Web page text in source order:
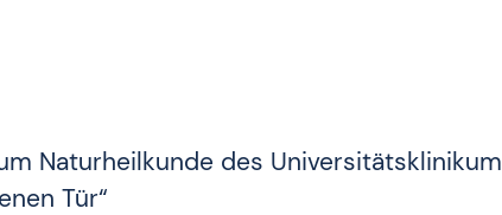
Naturheilkunde des Universitätsklinikum
Tür“